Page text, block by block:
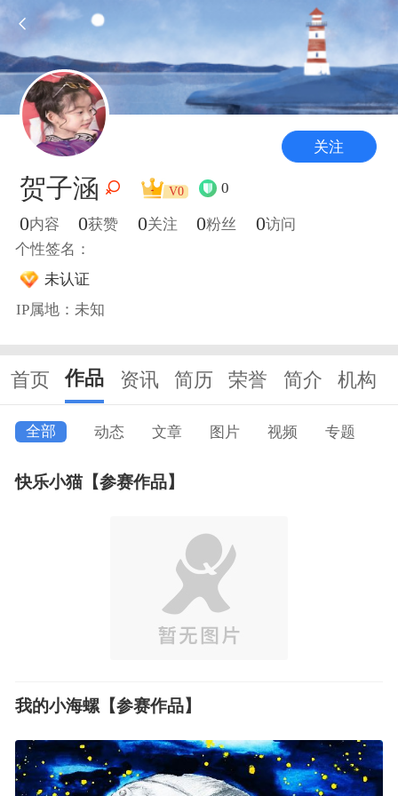
关注
贺子涵 V0 0
0内容 0获赞 0关注 0粉丝 0访问
个性签名：
未认证
IP属地：未知
首页 作品 资讯 简历 荣誉 简介 机构
全部 动态 文章 图片 视频 专题
快乐小猫【参赛作品】
我的小海螺【参赛作品】